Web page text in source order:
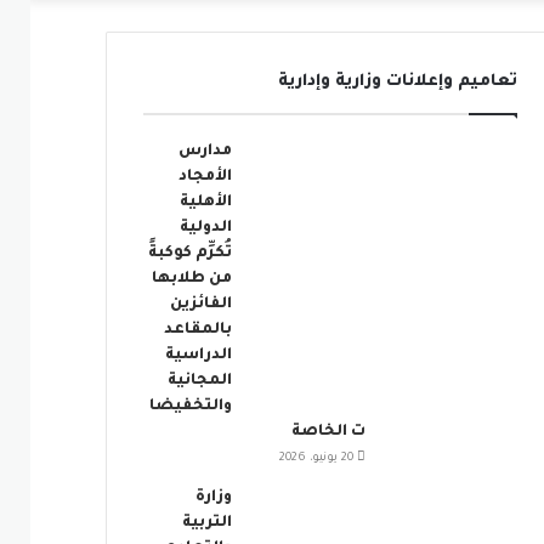
تعاميم وإعلانات وزارية وإدارية
مدارس
الأمجاد
الأهلية
الدولية
تُكرِّم كوكبةً
من طلابها
الفائزين
بالمقاعد
الدراسية
المجانية
والتخفيضا
ت الخاصة
20 يونيو، 2026
وزارة
التربية